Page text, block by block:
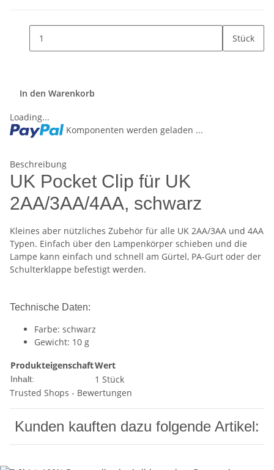
Stück
In den Warenkorb
Loading...
Komponenten werden geladen ...
Beschreibung
UK Pocket Clip für UK
2AA/3AA/4AA, schwarz
Kleines aber nützliches Zubehör für alle UK 2AA/3AA und 4AA
Typen. Einfach über den Lampenkörper schieben und die
Lampe kann einfach und schnell am Gürtel, PA-Gurt oder der
Schulterklappe befestigt werden.
Technische Daten:
Farbe: schwarz
Gewicht: 10 g
ProdukteigenschaftWert
Inhalt:
1 Stück
Trusted Shops - Bewertungen
Kunden kauften dazu folgende Artikel: